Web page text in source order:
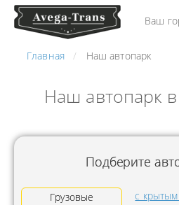
Ваш
Главная Наш автопарк
Наш автопарк
Подберите
Грузовые
с